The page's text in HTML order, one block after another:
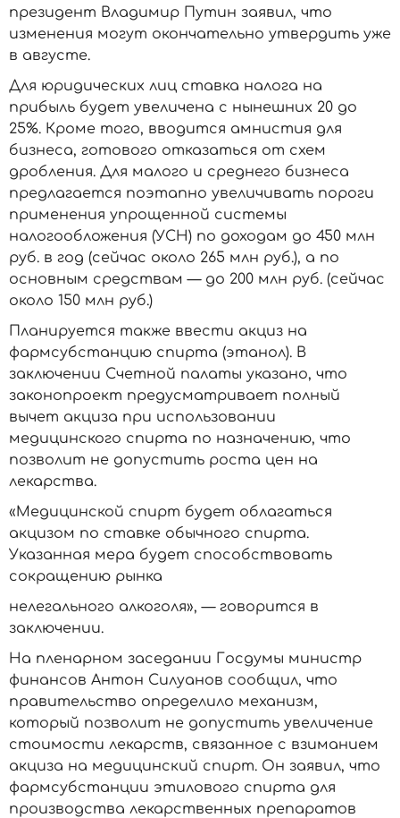
президент Владимир Путин заявил, что
изменения могут окончательно утвердить уже
в августе.
Для юридических лиц ставка налога на
прибыль будет увеличена с нынешних 20 до
25%. Кроме того, вводится амнистия для
бизнеса, готового отказаться от схем
дробления. Для малого и среднего бизнеса
предлагается поэтапно увеличивать пороги
применения упрощенной системы
налогообложения (УСН) по доходам до 450 млн
руб. в год (сейчас около 265 млн руб.), а по
основным средствам — до 200 млн руб. (сейчас
около 150 млн руб.)
Планируется также ввести акциз на
фармсубстанцию спирта (этанол). В
заключении Счетной палаты указано, что
законопроект предусматривает полный
вычет акциза при использовании
медицинского спирта по назначению, что
позволит не допустить роста цен на
лекарства.
«Медицинской спирт будет облагаться
акцизом пo ставке обычного спирта.
Указанная мера будет способствовать
сокращению рынка
нелегального алкоголя», — говорится в
заключении.
На пленарном заседании Госдумы министр
финансов Антон Силуанов сообщил, что
правительство определило механизм,
который позволит не допустить увеличение
стоимости лекарств, связанное с взиманием
акциза на медицинский спирт. Он заявил, что
фармсубстанции этилового спирта для
производства лекарственных препаратов